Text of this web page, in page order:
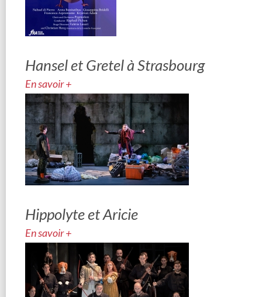
Hansel et Gretel à Strasbourg
En savoir +
Hippolyte et Aricie
En savoir +